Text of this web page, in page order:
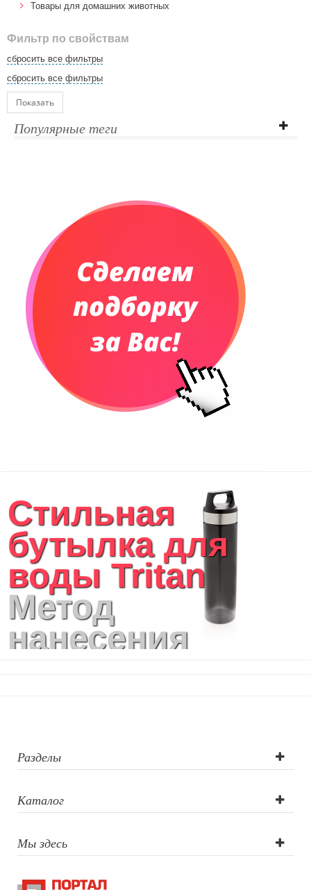
Товары для домашних животных
Фильтр по свойствам
сбросить все фильтры
сбросить все фильтры
Показать
Популярные теги
Стильная
бутылка для
воды Tritan
Метод
нанесения
лазерная
гравировка,
круговая
шелкография,
Разделы
Каталог
Мы здесь